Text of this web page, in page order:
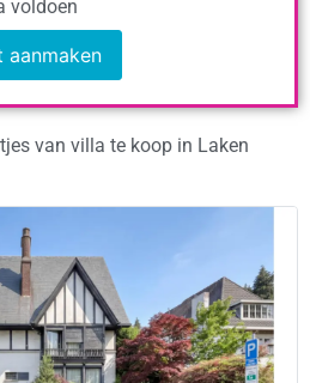
voldoen
aanmaken
van villa te koop in Laken